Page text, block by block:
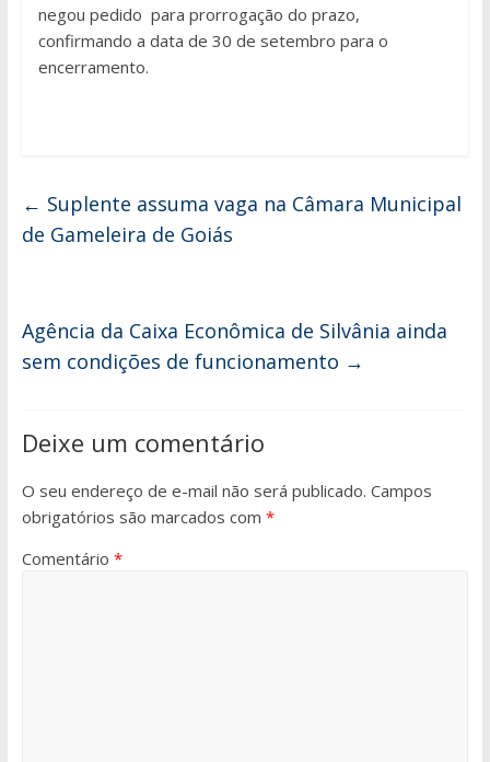
negou pedido para prorrogação do prazo,
confirmando a data de 30 de setembro para o
encerramento.
← Suplente assuma vaga na Câmara Municipal
de Gameleira de Goiás
Agência da Caixa Econômica de Silvânia ainda
sem condições de funcionamento →
Deixe um comentário
O seu endereço de e-mail não será publicado. Campos
obrigatórios são marcados com *
Comentário *